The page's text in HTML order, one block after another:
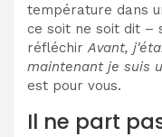
température dans
ce soit ne soit dit –
réfléchirAvant,
maintenant je suis
est pour vous.
Il ne part